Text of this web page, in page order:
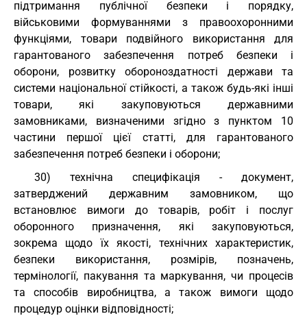
підтримання публічної безпеки і порядку,
військовими формуваннями з правоохоронними
функціями, товари подвійного використання для
гарантованого забезпечення потреб безпеки і
оборони, розвитку обороноздатності держави та
системи національної стійкості, а також будь-які інші
товари, які закуповуються державними
замовниками, визначеними згідно з пунктом 10
частини першої цієї статті, для гарантованого
забезпечення потреб безпеки і оборони;
30) технічна специфікація - документ,
затверджений державним замовником, що
встановлює вимоги до товарів, робіт і послуг
оборонного призначення, які закуповуються,
зокрема щодо їх якості, технічних характеристик,
безпеки використання, розмірів, позначень,
термінології, пакування та маркування, чи процесів
та способів виробництва, а також вимоги щодо
процедур оцінки відповідності;